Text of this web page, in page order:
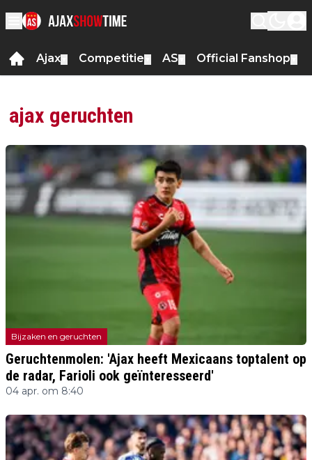
Ajax Competitie AS Official Fanshop
ajax geruchten
Bijzaken en geruchten
Geruchtenmolen: 'Ajax heeft Mexicaans toptalent op
de radar, Farioli ook geïnteresseerd'
04 apr. om 8:40